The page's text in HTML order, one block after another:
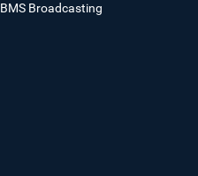
BMS Broadcasting